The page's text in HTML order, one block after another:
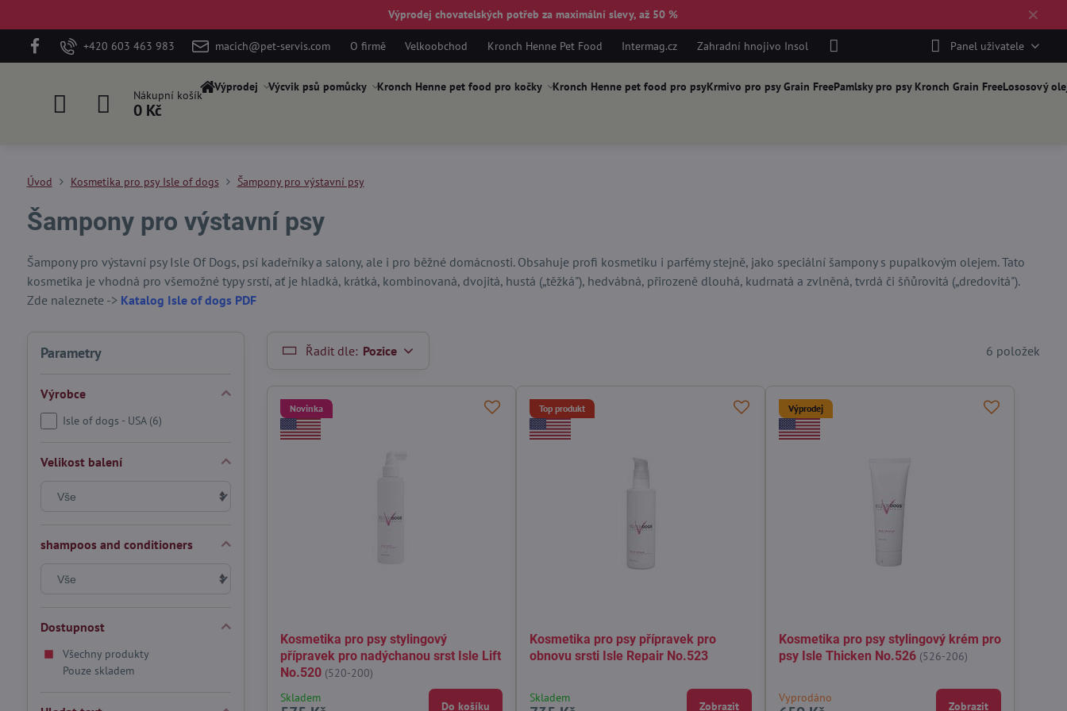
✕
Výprodej chovatelských potřeb za maximální slevy, až 50 %
+420 603 463 983 macich@pet-servis.com O firmě Velkoobchod Kronch Henne Pet Food Intermag.cz Zahradní hnojivo Insol Panel uživatele
Nákupní košík
0 Kč
Výprodej Výcvik psů pomůcky Kronch Henne pet food pro kočky Kronch Henne pet food pro psyKrmivo pro psy Grain FreePamlsky pro psy Kronch Grain FreeLososový
Úvod Kosmetika pro psy Isle of dogs Šampony pro výstavní psy
Šampony pro výstavní psy
Šampony pro výstavní psy Isle Of Dogs, psí kadeřníky a salony, ale i pro běžné domácnosti. Obsahuje profi kosmetiku i parfémy stejně, jako speciální šampony s pupalkovým olejem. Tato
kosmetika je vhodná pro všemožné typy srstí, ať je hladká, krátká, kombinovaná, dvojitá, hustá („těžká"), hedvábná, přirozeně dlouhá, kudrnatá a zvlněná, tvrdá či šňůrovitá („dredovitá").
Zde naleznete -> Katalog Isle of dogs PDF
Řadit dle: Pozice 6 položek
Novinka
Kosmetika pro psy stylingový
přípravek pro nadýchanou srst Isle Lift
No.520 (520-200)
Skladem
Do košíku
Top produkt
Kosmetika pro psy přípravek pro
obnovu srsti Isle Repair No.523
Skladem
Zobrazit
Výprodej
Kosmetika pro psy stylingový krém pro
psy Isle Thicken No.526 (526-206)
Vyprodáno
Zobrazit
Parametry
Výrobce
Isle of dogs - USA (6)
Velikost balení
shampoos and conditioners
Dostupnost
Všechny produkty
Pouze skladem